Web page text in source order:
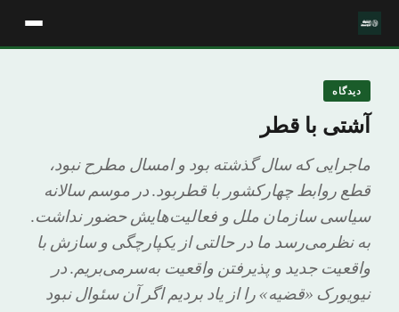
دیدگاه
آشتی با قطر
ماجرایی که سال گذشته بود و امسال مطرح نبود،
قطع روابط چهارکشور با قطربود. در موسم سالانه
سیاسی سازمان ملل و فعالیت‌هایش حضور نداشت.
به نظرمی‌رسد ما در حالتی از یکپارچگی و سازش با
واقعیت جدید و پذیرفتن واقعیت به‌سرمی‌بریم. در
نیویورک «قضیه» را از یاد بردیم اگر آن سئوال نبود